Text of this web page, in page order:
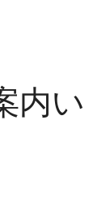
内い